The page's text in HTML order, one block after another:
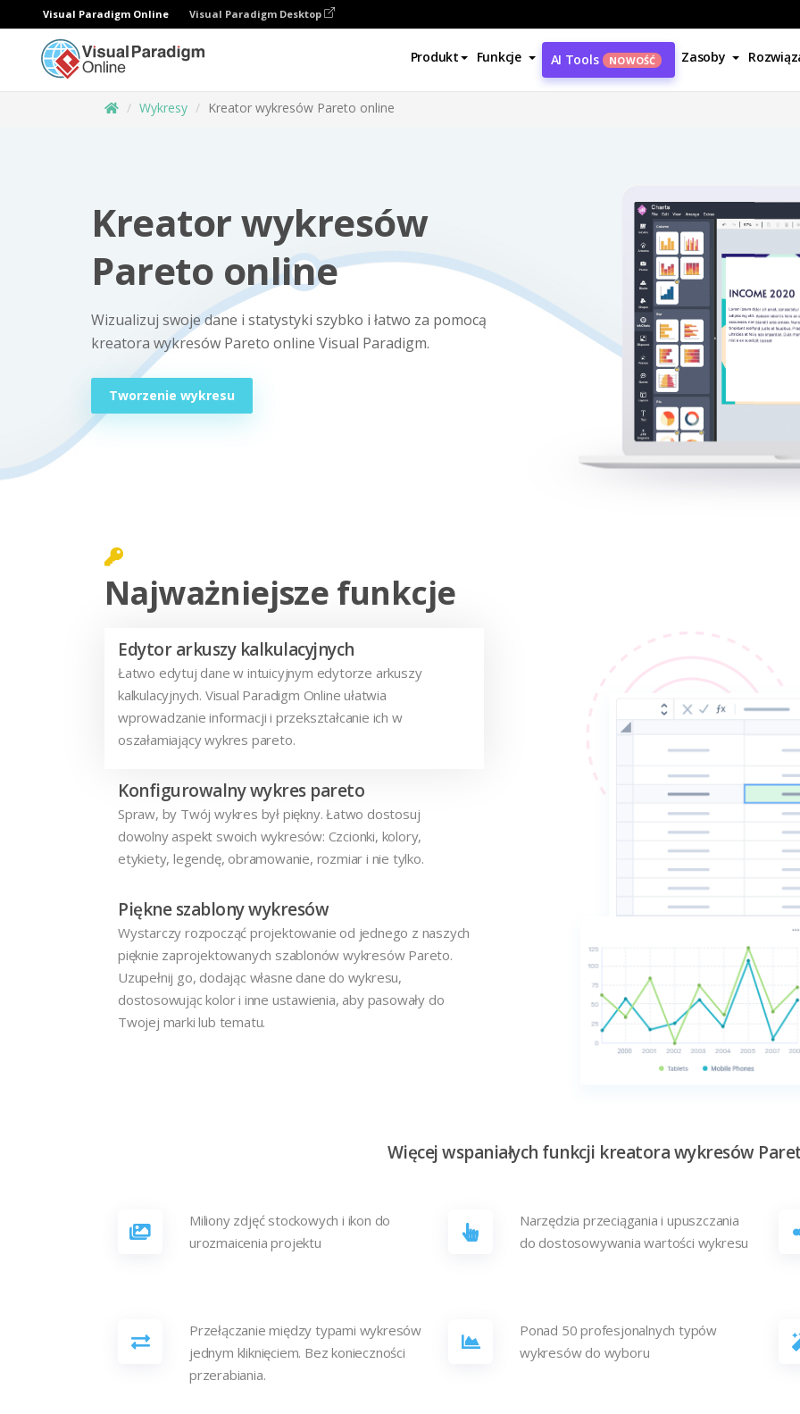
Visual Paradigm Online Visual Paradigm Desktop
Produkt Funkcje AI Tools NOWOŚĆ Zasoby
Wykresy Kreator wykresów Pareto online
Kreator wykresów
Pareto online
Wizualizuj swoje dane i statystyki szybko i łatwo za pomocą
kreatora wykresów Pareto online Visual Paradigm.
Tworzenie wykresu
Najważniejsze funkcje
Edytor arkuszy kalkulacyjnych
Łatwo edytuj dane w intuicyjnym edytorze arkuszy
kalkulacyjnych. Visual Paradigm Online ułatwia
wprowadzanie informacji i przekształcanie ich w
oszałamiający wykres pareto.
Konfigurowalny wykres pareto
Spraw, by Twój wykres był piękny. Łatwo dostosuj
dowolny aspekt swoich wykresów: Czcionki, kolory,
etykiety, legendę, obramowanie, rozmiar i nie tylko.
Piękne szablony wykresów
Wystarczy rozpocząć projektowanie od jednego z naszych
pięknie zaprojektowanych szablonów wykresów Pareto.
Uzupełnij go, dodając własne dane do wykresu,
dostosowując kolor i inne ustawienia, aby pasowały do
Twojej marki lub tematu.
Więcej wspaniałych funkcji kreatora wykresów
Miliony zdjęć stockowych i ikon do
urozmaicenia projektu
Narzędzia przeciągania i upuszczania
do dostosowywania wartości wykresu
Przełączanie między typami wykresów
jednym kliknięciem. Bez konieczności
przerabiania.
Ponad 50 profesjonalnych typów
wykresów do wyboru